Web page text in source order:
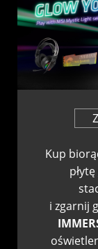
Kup
i zgarnij